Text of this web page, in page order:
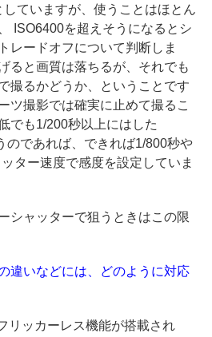
していますが、使うことはほとん
ISO6400を超えそうになるとシ
レードオフについて判断しま
ると画質は落ちるが、それでも
撮るかどうか、ということです
ツ撮影では確実に止めて撮るこ
でも1/200秒以上にはした
のであれば、できれば1/800秒や
ター速度で感度を設定していま
シャッターで狙うときはこの限
違いなどには、どのように対応
リッカーレス機能が搭載され